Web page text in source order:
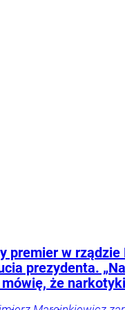
premier w rządzie
prezydenta.
że